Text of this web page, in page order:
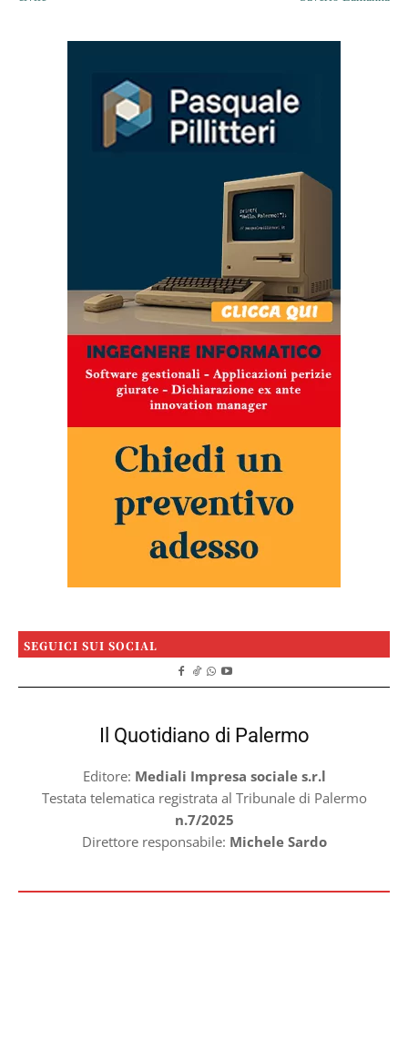
SEGUICI SUI SOCIAL
Il Quotidiano di Palermo
Editore: Mediali Impresa sociale s.r.l
Testata telematica registrata al Tribunale di Palermo
n.7/2025
Direttore responsabile: Michele Sardo